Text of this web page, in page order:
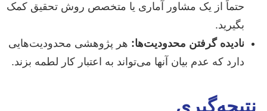
حتماً از یک مشاور آماری یا متخصص روش تحقیق کمک
بگیرید.
نادیده گرفتن محدودیت‌ها: هر پژوهشی محدودیت‌هایی
دارد که عدم بیان آنها می‌تواند به اعتبار کار لطمه بزند.
نتیجه‌گیری